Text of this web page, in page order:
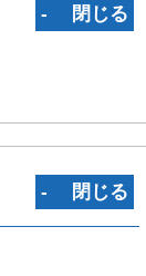
‐ 閉じる
‐ 閉じる